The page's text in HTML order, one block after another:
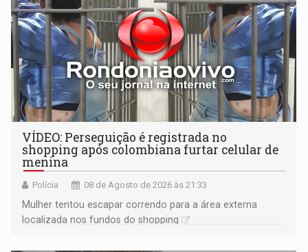
VÍDEO: Perseguição é registrada no
shopping após colombiana furtar celular de
menina
Polícia 08 de Agosto de 2026 às 21:33
Mulher tentou escapar correndo para a área externa
localizada nos fundos do shopping